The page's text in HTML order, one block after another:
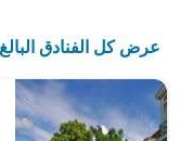
عرض كل الفنادق البالغ